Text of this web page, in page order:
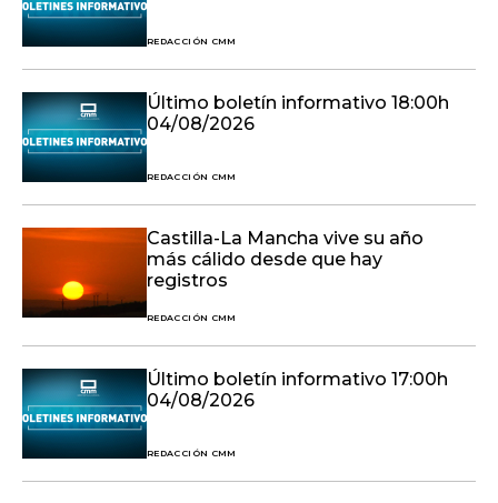
REDACCIÓN CMM
Último boletín informativo 18:00h
04/08/2026
REDACCIÓN CMM
Castilla-La Mancha vive su año
más cálido desde que hay
registros
REDACCIÓN CMM
Último boletín informativo 17:00h
04/08/2026
REDACCIÓN CMM